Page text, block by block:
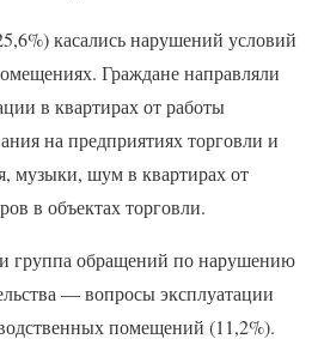
касались нарушений условий
Граждане направляли
в квартирах от работы
на предприятиях торговли и
музыки, шум в квартирах от
в объектах торговли.
группа обращений по нарушению
— вопросы эксплуатации
помещений (11,2%).